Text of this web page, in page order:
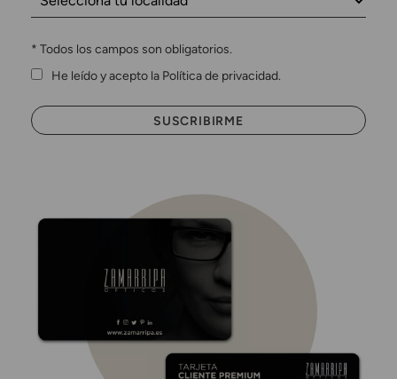
* Todos los campos son obligatorios.
He leído y acepto la Política de privacidad.